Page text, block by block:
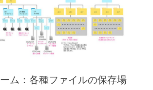
ム：各種ファイルの保存場